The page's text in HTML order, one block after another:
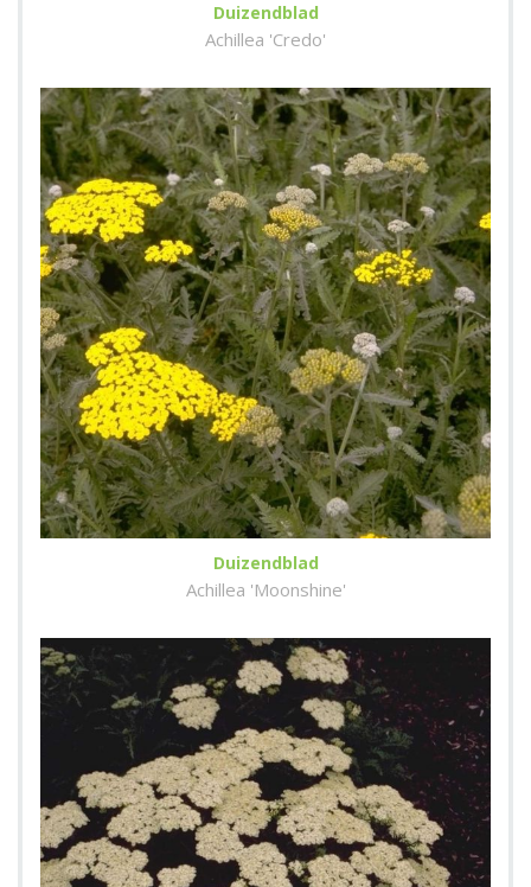
Duizendblad
Achillea 'Credo'
Duizendblad
Achillea 'Moonshine'